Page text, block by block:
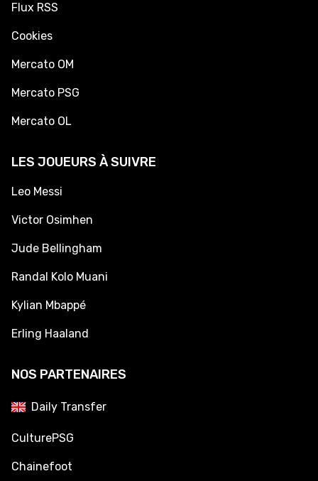
Flux RSS
Cookies
Mercato OM
Mercato PSG
Mercato OL
LES JOUEURS À SUIVRE
Leo Messi
Victor Osimhen
Jude Bellingham
Randal Kolo Muani
Kylian Mbappé
Erling Haaland
NOS PARTENAIRES
Daily Transfer
CulturePSG
Chainefoot